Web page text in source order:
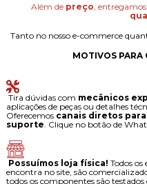
Além de preço ,
Tanto no nosso e-commerce
MOTIVOS PARA
Tira dúvidas com mecânicos
aplicações de peças ou detalhes
Oferecemos canais diretos
suporte . Clique no botão de
Possuímos loja física! Todos
encontra no site, são
todos os componentes são